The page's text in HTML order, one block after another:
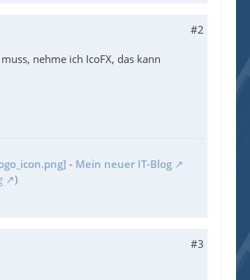
#2
nehme ich IcoFX, das kann
- Mein neuer IT-Blog
)
#3